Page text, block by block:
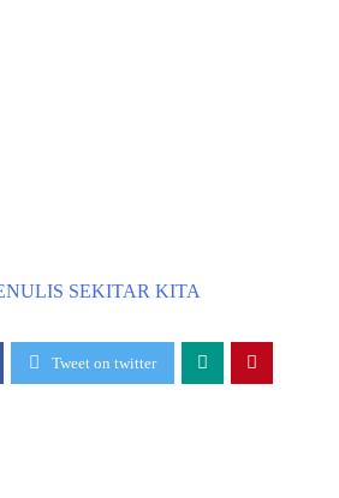
SEKITAR KITA
Tweet on twitter